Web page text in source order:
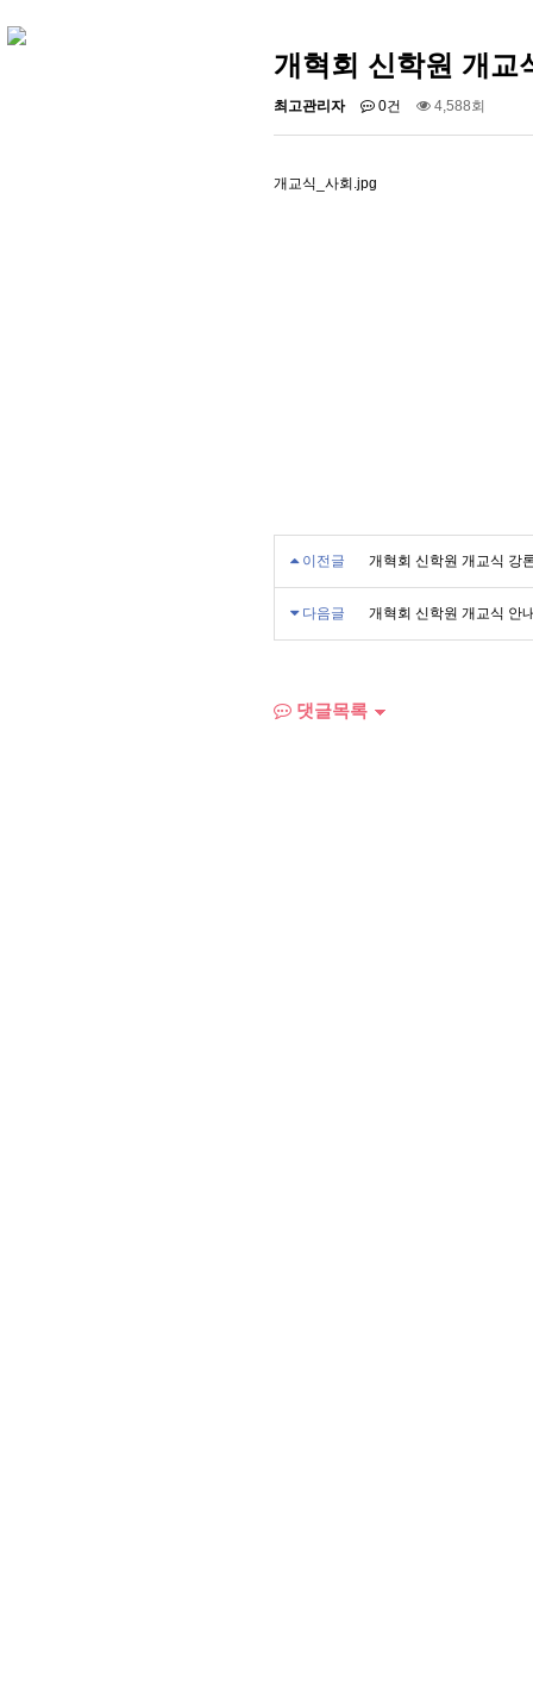
개혁회 신학원 개교
최고관리자 0건 4,588회
개교식_사회.jpg
이전글 개혁회 신학원 개교식 강
다음글 개혁회 신학원 개교식 안
댓글목록